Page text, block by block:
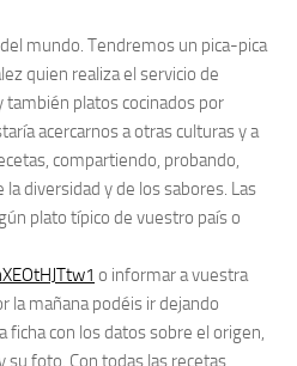
mundo. Tendremos un pica-pica
quien realiza el servicio de
también platos cocinados por
acercarnos a otras culturas y a
compartiendo, probando,
diversidad y de los sabores. Las
plato típico de vuestro país o
o informar a vuestra
la mañana podéis ir dejando
con los datos sobre el origen,
foto. Con todas las recetas